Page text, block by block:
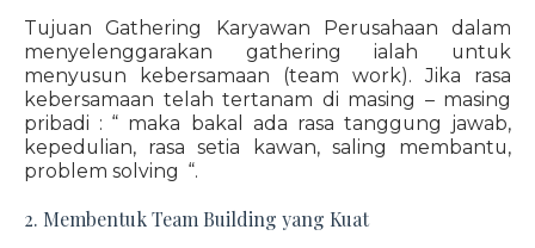
Tujuan Gathering Karyawan Perusahaan dalam
menyelenggarakan gathering ialah untuk
menyusun kebersamaan (team work). Jika rasa
kebersamaan telah tertanam di masing – masing
pribadi : “ maka bakal ada rasa tanggung jawab,
kepedulian, rasa setia kawan, saling membantu,
problem solving “.
2. Membentuk Team Building yang Kuat